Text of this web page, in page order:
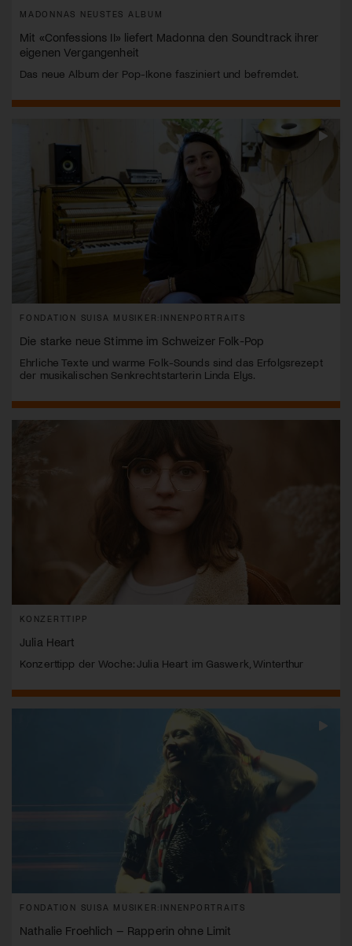
MADONNAS NEUSTES ALBUM
Mit «Confessions II» liefert Madonna den Soundtrack ihrer
eigenen Vergangenheit
Das neue Album der Pop-Ikone fasziniert und befremdet.
FONDATION SUISA MUSIKER:INNENPORTRAITS
Die starke neue Stimme im Schweizer Folk-Pop
Ehrliche Texte und warme Folk-Sounds sind das Erfolgsrezept
der musikalischen Senkrechtstarterin Linda Elys.
KONZERTTIPP
Julia Heart
Konzerttipp der Woche: Julia Heart im Gaswerk, Winterthur
FONDATION SUISA MUSIKER:INNENPORTRAITS
Nathalie Froehlich – Rapperin ohne Limit